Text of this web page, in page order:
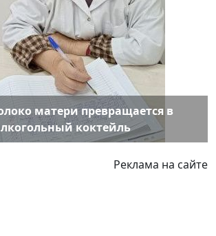
матери превращается в
коктейль
Реклама на сайте